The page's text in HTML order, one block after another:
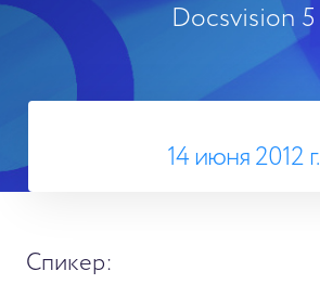
Docsvision 5
14 июня 2012 г.
Спикер: